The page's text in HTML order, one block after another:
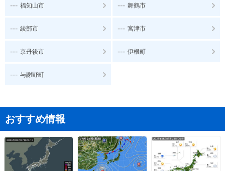
--- 福知山市 --- 舞鶴市
--- 綾部市 --- 宮津市
--- 京丹後市 --- 伊根町
--- 与謝野町
おすすめ情報